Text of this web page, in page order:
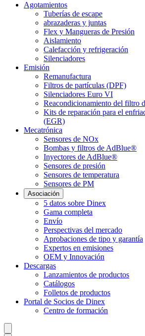
Agotamientos
Tuberías de escape
abrazaderas y juntas
Flex y Mangueras de Presión
Aislamiento
Calefacción y refrigeración
Silenciadores
Emisión
Remanufactura
Filtros de partículas (DPF)
Silenciadores Euro VI
Reacondicionamiento del filtro
Kits de reparación para el
(EGR)
Mecatrónica
Sensores de NOx
Bombas y filtros de AdBlue®
Inyectores de AdBlue®
Sensores de presión
Sensores de temperatura
Sensores de PM
Asociación
5 datos sobre Dinex
Gama completa
Envío
Perspectivas del mercado
Aprobaciones de tipo y garantía
Expertos en emisiones
OEM y Innovación
Descargas
Lanzamientos de productos
Catálogos
Folletos de productos
Portal de Socios de Dinex
Centro de formación